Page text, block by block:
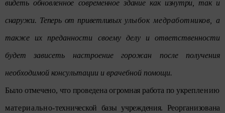
видеть обновленное современное здание как изнутри, так и
снаружи. Теперь от приветливых улыбок медработников, а
также их преданности своему делу и ответственности
будет зависеть настроение горожан после получения
необходимой консультации и врачебной помощи.
Было отмечено, что проведена огромная работа по укреплению
материально-технической базы учреждения. Реорганизована